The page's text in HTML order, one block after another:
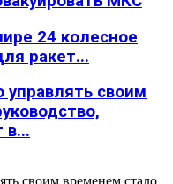
24 колесное
ракет...
управлять своим
в...